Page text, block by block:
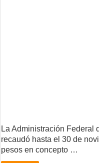
La Administración Federal
recaudó hasta el 30 de
pesos en concepto …